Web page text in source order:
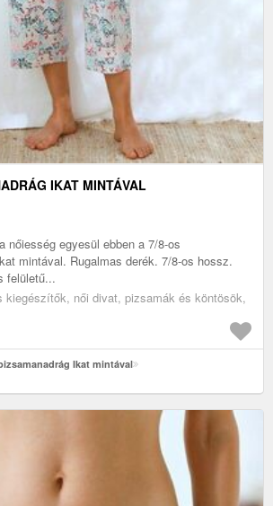
IKAT MINTÁVAL
nőiesség egyesül ebben a 7/8-os
mintával. Rugalmas derék. 7/8-os hossz.
felületű...
kiegészítők, női divat, pizsamák és köntösök,
Ikat mintával